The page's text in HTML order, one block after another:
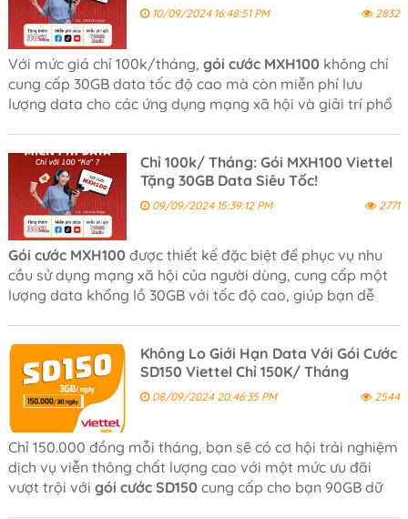
10/09/2024 16:48:51 PM 2832
Với mức giá chỉ 100k/tháng, gói cước MXH100không chỉ
cung cấp 30GB data tốc độ cao mà còn miễn phí lưu
lượng data cho các ứng dụng mạng xã hội và giải trí phổ
Chỉ 100k/ Tháng: Gói MXH100 Viettel
Tặng 30GB Data Siêu Tốc!
09/09/2024 15:39:12 PM 2771
Gói cước MXH100được thiết kế đặc biệt để phục vụ nhu
cầu sử dụng mạng xã hội của người dùng, cung cấp một
lượng data khổng lồ 30GB với tốc độ cao, giúp bạn dễ
Không Lo Giới Hạn Data Với Gói Cước
SD150 Viettel Chỉ 150K/ Tháng
08/09/2024 20:46:35 PM 2544
Chỉ 150.000 đồng mỗi tháng, bạn sẽ có cơ hội trải nghiệm
dịch vụ viễn thông chất lượng cao với một mức ưu đãi
vượt trội với gói cước SD150cung cấp cho bạn 90GB dữ